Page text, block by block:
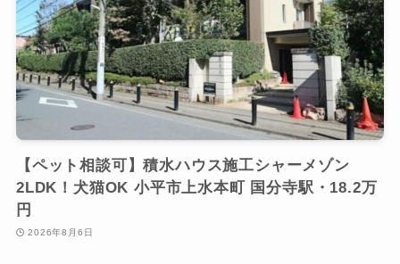
【ペット相談可】積水ハウス施工シャーメゾン
2LDK！犬猫OK 小平市上水本町 国分寺駅・18.2万
円
2026年8月6日